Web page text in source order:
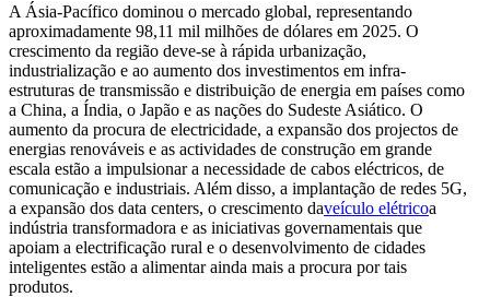
A Ásia-Pacífico dominou o mercado global, representando
aproximadamente 98,11 mil milhões de dólares em 2025. O
crescimento da região deve-se à rápida urbanização,
industrialização e ao aumento dos investimentos em infra-
estruturas de transmissão e distribuição de energia em países como
a China, a Índia, o Japão e as nações do Sudeste Asiático. O
aumento da procura de electricidade, a expansão dos projectos de
energias renováveis ​​e as actividades de construção em grande
escala estão a impulsionar a necessidade de cabos eléctricos, de
comunicação e industriais. Além disso, a implantação de redes 5G,
a expansão dos data centers, o crescimento daveículo elétricoa
indústria transformadora e as iniciativas governamentais que
apoiam a electrificação rural e o desenvolvimento de cidades
inteligentes estão a alimentar ainda mais a procura por tais
produtos.